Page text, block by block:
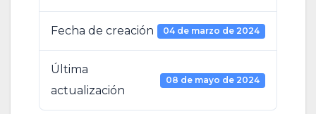
Fecha de creación 04 de marzo de 2024
Última
actualización
08 de mayo de 2024